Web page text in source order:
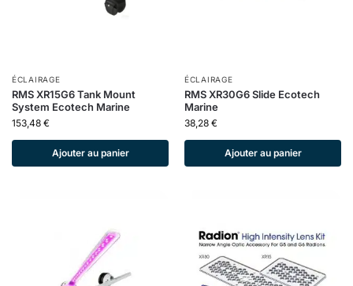
ÉCLAIRAGE
RMS XR15G6 Tank Mount
System Ecotech Marine
153,48 €
Ajouter au panier
ÉCLAIRAGE
RMS XR30G6 Slide Ecotech
Marine
38,28 €
Ajouter au panier